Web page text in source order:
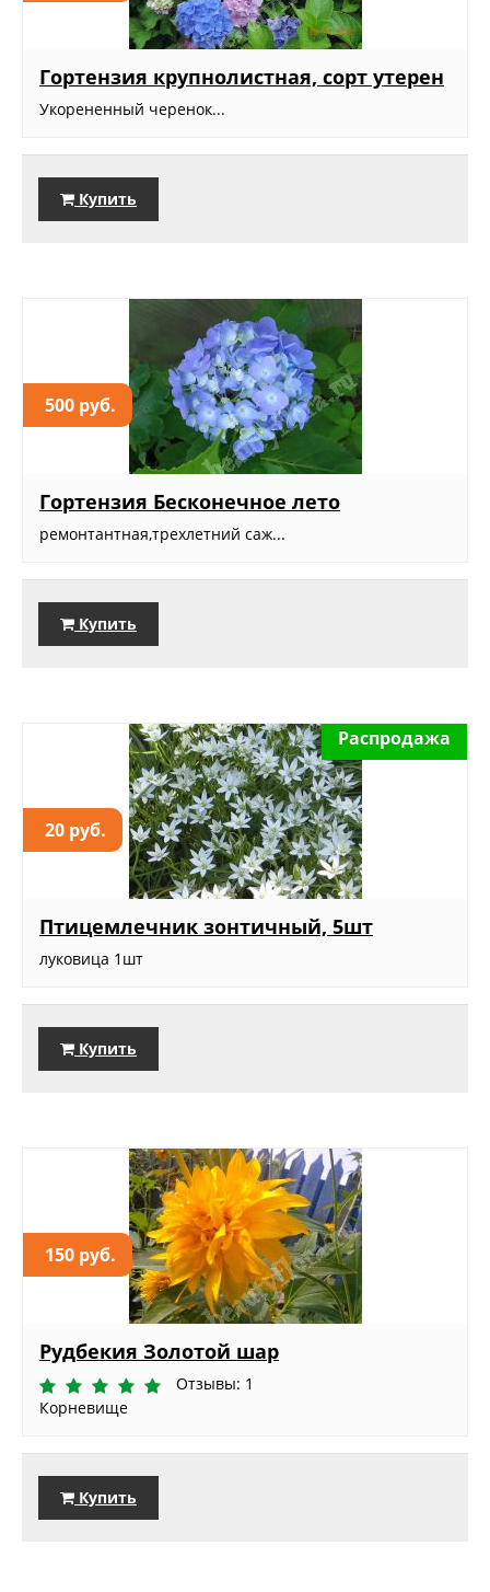
Гортензия крупнолистная, сорт утерен
Укорененный черенок...
Купить
500 руб.
Гортензия Бесконечное лето
ремонтантная,трехлетний саж...
Купить
20 руб.
Распродажа
Птицемлечник зонтичный, 5шт
луковица 1шт
Купить
150 руб.
Рудбекия Золотой шар
Отзывы: 1
Корневище
Купить